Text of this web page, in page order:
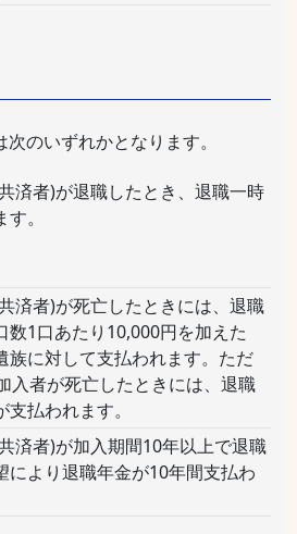
のいずれかとなります。
済者)が退職したとき、退職一時
。
済者)が死亡したときには、退職
数1口あたり10,000円を加えた
族に対して支払われます。ただ
入者が死亡したときには、退職
払われます。
済者)が加入期間10年以上で退職
により退職年金が10年間支払わ